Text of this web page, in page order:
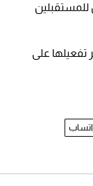
تفعيلها على